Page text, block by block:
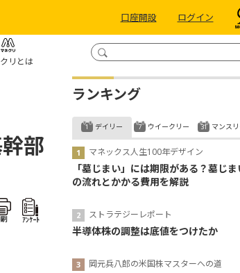
口座開設 ログイン
リとは
部
ｱﾝｹｰﾄ
ランキング
デイリー
マネックス人生100年デザイン
「墓じまい」には期限がある？墓じま
の流れとかかる費用を解説
ストラテジーレポート
半導体株の調整は底値をつけたか
岡元兵八郎の米国株マスターへの道
ウイークリー マンス